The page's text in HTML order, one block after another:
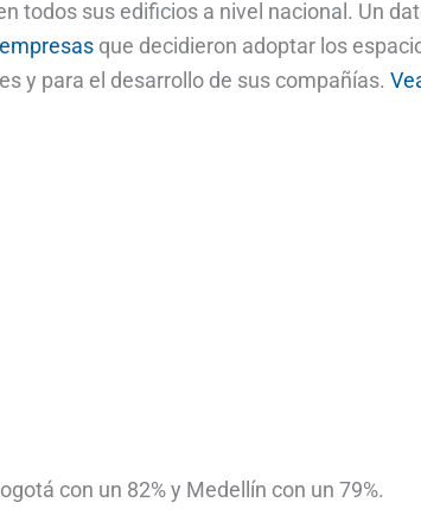
todos sus edificios a nivel nacional. Un
empresas que decidieron adoptar los
y para el desarrollo de sus compañías.
con un 82% y Medellín con un 79%.